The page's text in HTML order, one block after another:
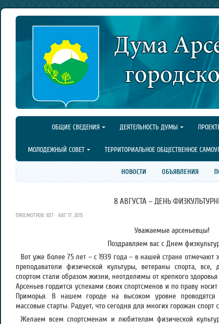
ОБЩИЕ СВЕДЕНИЯ ДЕЯТЕЛЬНОСТЬ ДУМЫ
МОЛОДЕЖНЫЙ СОВЕТ ТЕРРИТОРИАЛЬНОЕ ОБЩЕСТВЕННОЕ
НОВОСТИ ОБЪЯВЛЕНИЯ
8 АВГУСТА – ДЕНЬ
ПРОСМОТРОВ: 837 · АВГ 17, 2015
Уважаемые арсеньевцы!
Поздравляем вас с Днем
Вот уже более 75 лет – с 1939 года – в нашей стране отмечают
преподаватели физической культуры, ветераны спорта,
спортом стали образом жизни, неотделимы от крепкого
Арсеньев гордится успехами своих спортсменов и по праву
Приморья. В нашем городе на высоком уровне проводятся
массовые старты. Радует, что сегодня для многих горожан
Желаем всем спортсменам и любителям физической